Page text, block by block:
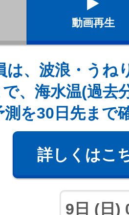
動画再生
は、波浪・うね
、海水温(過去
測を30日先まで
詳しくはこ